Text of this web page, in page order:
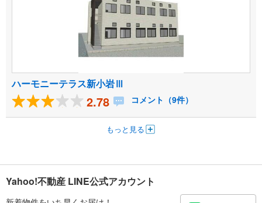
ハーモニーテラス新小岩Ⅲ
2.78 コメント（9件）
もっと見る
Yahoo!不動産 LINE公式アカウント